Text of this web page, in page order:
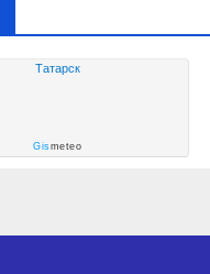
Татарск
Gismeteo